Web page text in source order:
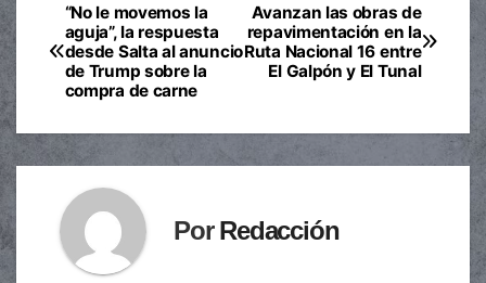
Navegación
de
entradas
Avanzan las obras de
repavimentación en la
Ruta Nacional 16 entre
El Galpón y El Tunal
“No le movemos la
aguja”, la respuesta
desde Salta al anuncio
de Trump sobre la
compra de carne
PorRedacción